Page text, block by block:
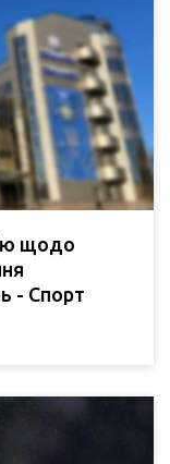
щодо
- Спорт